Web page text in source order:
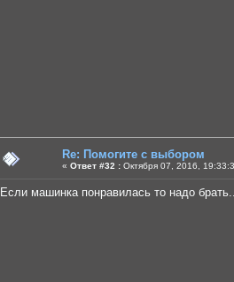
Re: Помогите с выбором
« Ответ #32 : Октября 07, 2016,
Если машинка понравилась то надо